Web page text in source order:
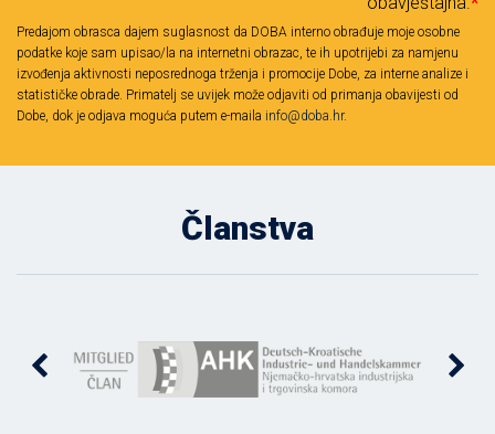
Predajom obrasca dajem suglasnost da DOBA interno obrađuje moje osobne
podatke koje sam upisao/la na internetni obrazac, te ih upotrijebi za namjenu
izvođenja aktivnosti neposrednoga trženja i promocije Dobe, za interne analize i
statističke obrade. Primatelj se uvijek može odjaviti od primanja obavijesti od
Dobe, dok je odjava moguća putem e-maila info@doba.hr.
Članstva